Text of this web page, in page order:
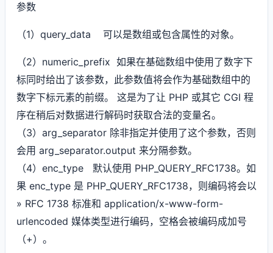
参数
（1）query_data 可以是数组或包含属性的对象。
（2）numeric_prefix 如果在基础数组中使用了数字下
标同时给出了该参数，此参数值将会作为基础数组中的
数字下标元素的前缀。 这是为了让 PHP 或其它 CGI 程
序在稍后对数据进行解码时获取合法的变量名。
（3）arg_separator 除非指定并使用了这个参数，否则
会用 arg_separator.output 来分隔参数。
（4）enc_type 默认使用 PHP_QUERY_RFC1738。如
果 enc_type 是 PHP_QUERY_RFC1738，则编码将会以
» RFC 1738 标准和 application/x-www-form-
urlencoded 媒体类型进行编码，空格会被编码成加号
（+）。